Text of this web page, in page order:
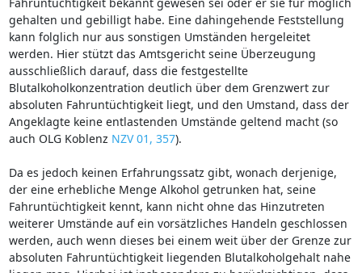
gehalten und gebilligt habe. Eine dahingehende Feststellung
kann folglich nur aus sonstigen Umständen hergeleitet
werden. Hier stützt das Amtsgericht seine Überzeugung
ausschließlich darauf, dass die festgestellte
Blutalkoholkonzentration deutlich über dem Grenzwert zur
absoluten Fahruntüchtigkeit liegt, und den Umstand, dass der
Angeklagte keine entlastenden Umstände geltend macht (so
auch OLG Koblenz NZV 01, 357).
Da es jedoch keinen Erfahrungssatz gibt, wonach derjenige,
der eine erhebliche Menge Alkohol getrunken hat, seine
Fahruntüchtigkeit kennt, kann nicht ohne das Hinzutreten
weiterer Umstände auf ein vorsätzliches Handeln geschlossen
werden, auch wenn dieses bei einem weit über der Grenze zur
absoluten Fahruntüchtigkeit liegenden Blutalkoholgehalt nahe